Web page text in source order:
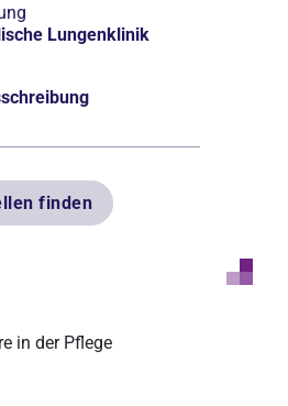
Lungenklinik
finden